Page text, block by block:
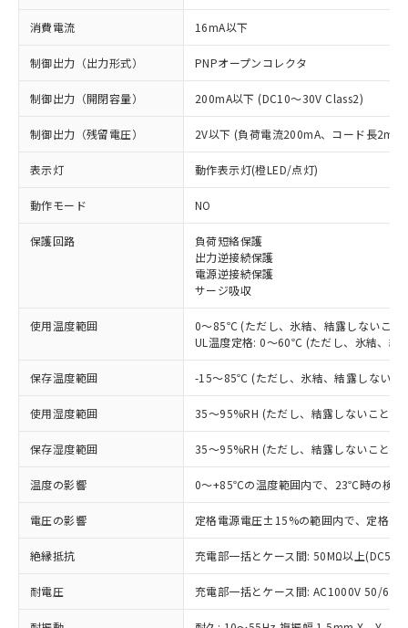
消費電流 16mA以下
制御出力（出力形式） PNPオープンコレクタ
制御出力（開閉容量） 200mA以下 (DC10～30V Class2)
制御出力（残留電圧） 2V以下 (負荷電流200mA、コード長2m時
表示灯 動作表示灯(橙LED/点灯)
動作モード NO
保護回路
負荷短絡保護
出力逆接続保護
電源逆接続保護
サージ吸収
使用温度範囲
0～85℃ (ただし、氷結、結露しないこと)
UL温度定格: 0～60℃ (ただし、氷結、結
保存温度範囲 -15～85℃ (ただし、氷結、結露しないこ
使用湿度範囲 35～95%RH (ただし、結露しないこと)
保存湿度範囲 35～95%RH (ただし、結露しないこと)
温度の影響 0～+85℃の温度範囲内で、23℃時の検
電圧の影響 定格電源電圧±15%の範囲内で、定格電
絶縁抵抗 充電部一括とケース間: 50MΩ以上
耐電圧 充電部一括とケース間: AC1000V 50/
ご利用条件
以下の条件をお読みいただき、同意のうえ
ご利用ください。
本サービスは、当社制御機器事業取扱
商品の当社在庫状況および標準価格
(税抜)を提供させていただくもので
当社制御機器事業取扱商品の中には、
本サービスの対象外となる商品もある
ことをご了承ください。
在庫状況および標準価格照会結果は、
記載している更新日時点での社内デー
※1 対応状況
対応済み：EU RoHS指令（10物質）の
非含有に対応した製品が提供可能な商品で
対応予定：EU RoHS指令（10物質）の非含
有に対応した製品に切り替える予定のある
商品です。
対応予定なし：EU RoHS指令（10物質）の
非含有に非対応の商品で、対応品を出す予
調査・確認中：EU RoHS指令（10物質）の
非含有の対応状況を調査中または確認中の
商品です。
非該当品：ライセンス料など無形物で、有
害物質有無と関係のない商品です。
いたものが、含有品と判明した場合などや
むを得ず変更することがあります。
*EU RoHS指令（10物質）：
※1 中国RoHS○×表
「○」：最大均質材料含有率が中国RoHSの
基準値以下であることを示します。
「×」：最大均質材料含有率が中国RoHSの
基準値を超えていることを示します。
為替および外国貿易法に定める商品
（以下｢規制貨物等」という）を輸出